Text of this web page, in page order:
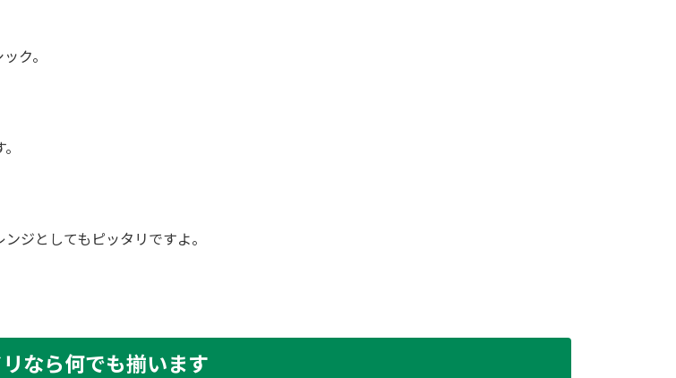
ク。
ジとしてもピッタリですよ。
なら何でも揃います